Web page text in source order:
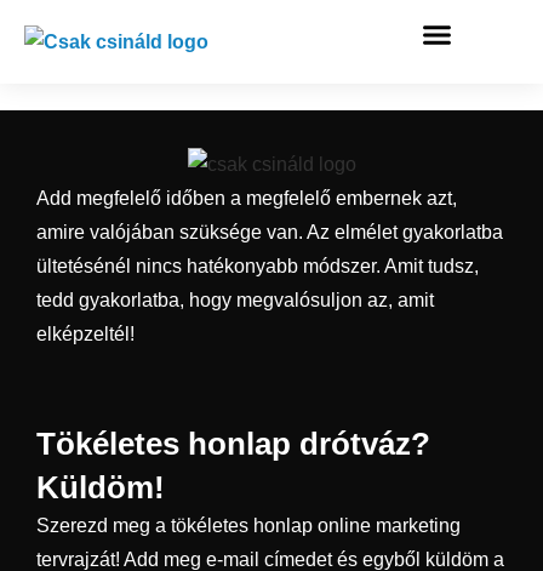
Add megfelelő időben a megfelelő embernek azt,
amire valójában szüksége van. Az elmélet gyakorlatba
ültetésénél nincs hatékonyabb módszer. Amit tudsz,
tedd gyakorlatba, hogy megvalósuljon az, amit
elképzeltél!
Tökéletes honlap drótváz?
Küldöm!
Szerezd meg a tökéletes honlap online marketing
tervrajzát! Add meg e-mail címedet és egyből küldöm a